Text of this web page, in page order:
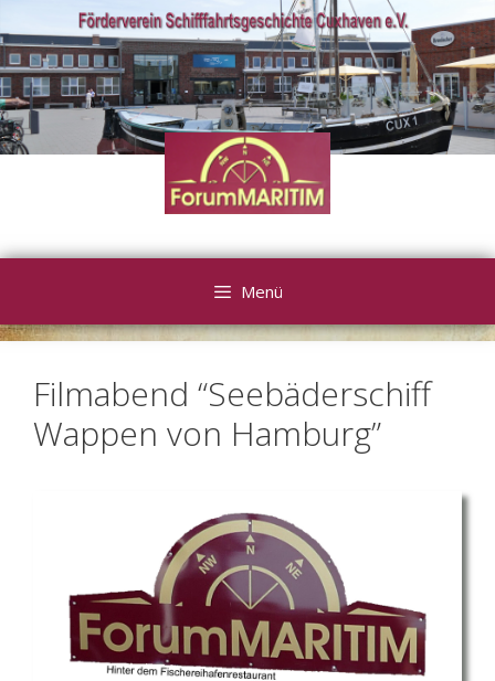
Inhalt
springen
Menü
Filmabend “Seebäderschiff
Wappen von Hamburg”